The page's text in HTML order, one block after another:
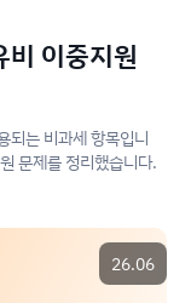
이중지원
되는 비과세 항목입니
문제를 정리했습니다.
26.06